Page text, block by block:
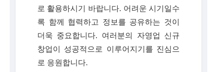
로 활용하시기 바랍니다. 어려운 시기일수
록 함께 협력하고 정보를 공유하는 것이
더욱 중요합니다. 여러분의 자영업 신규
창업이 성공적으로 이루어지기를 진심으
로 응원합니다.